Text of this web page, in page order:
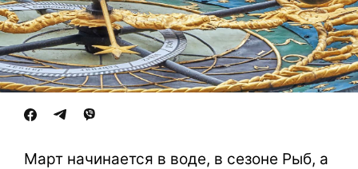
Март начинается в воде, в сезоне Рыб, а